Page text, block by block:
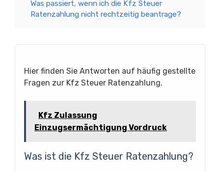
Was passiert, wenn ich die Kfz Steuer
Ratenzahlung nicht rechtzeitig beantrage?
Hier finden Sie Antworten auf häufig gestellte
Fragen zur Kfz Steuer Ratenzahlung.
Kfz Zulassung
Einzugsermächtigung Vordruck
Was ist die Kfz Steuer Ratenzahlung?